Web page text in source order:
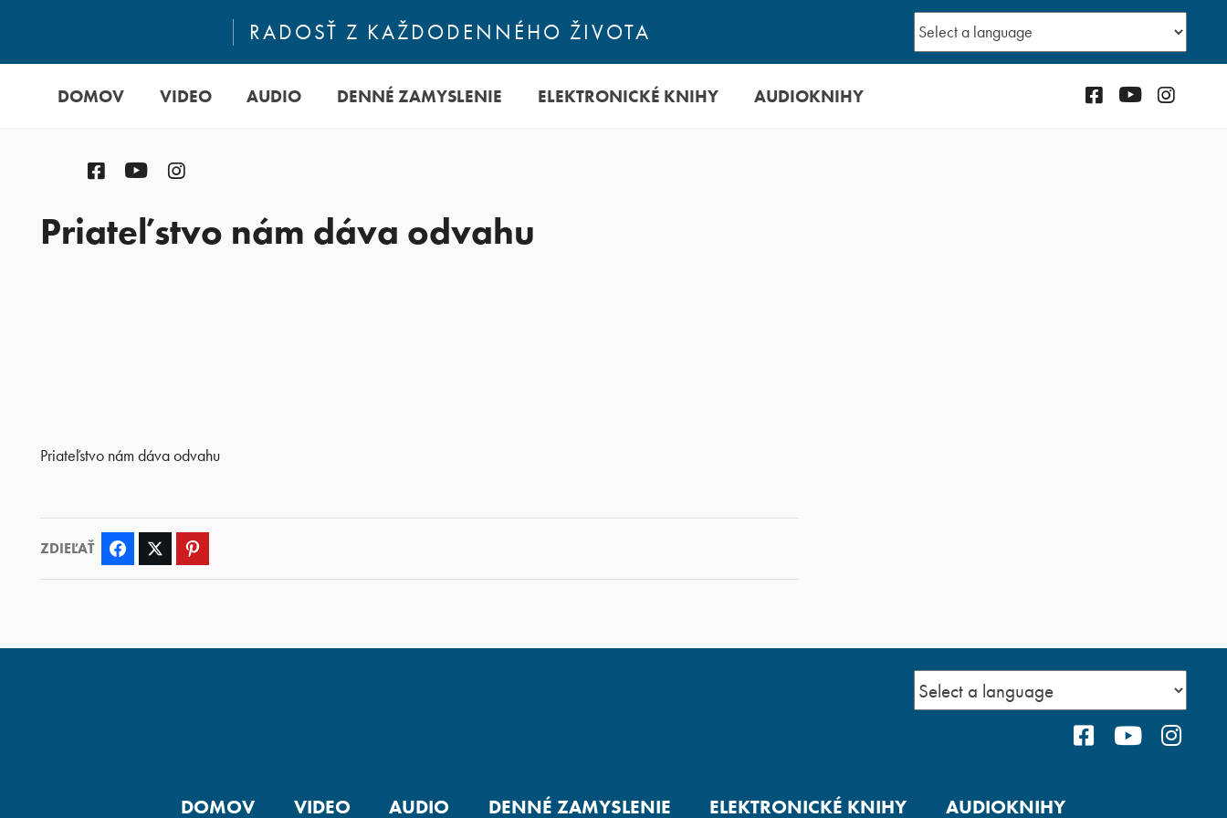
RADOSŤ Z KAŽDODENNÉHO ŽIVOTA
DOMOV VIDEO AUDIO DENNÉ ZAMYSLENIE ELEKTRONICKÉ KNIHY AUDIOKNIHY FacebookYouTube
Facebook
YouTube
Priateľstvo nám dáva odvahu
Priateľstvo nám dáva odvahu
ZDIEĽAŤ Facebook Twitter
FACEBOOK
YOUTUBE
DOMOV VIDEO AUDIO DENNÉ ZAMYSLENIE ELEKTRONICKÉ KNIHY AUDIOKNIHY